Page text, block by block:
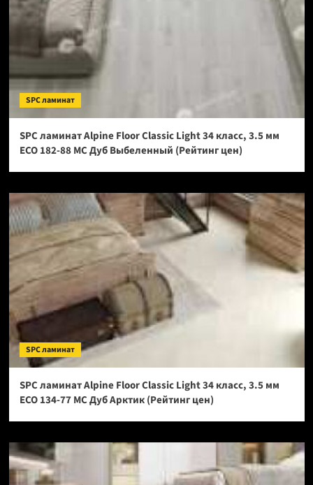
SPC ламинат
SPC ламинат Alpine Floor Classic Light 34 класс, 3.5 мм
ECO 182-88 МС Дуб Выбеленный (Рейтинг цен)
SPC ламинат
SPC ламинат Alpine Floor Classic Light 34 класс, 3.5 мм
ECO 134-77 МС Дуб Арктик (Рейтинг цен)